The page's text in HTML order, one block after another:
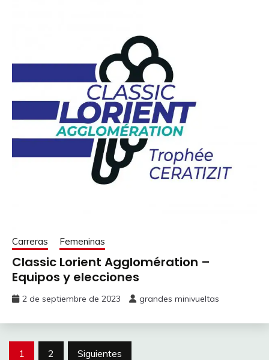
Carreras Femeninas
Classic Lorient Agglomération –
Equipos y elecciones
2 de septiembre de 2023 grandes minivueltas
Paginación
1 2 Siguientes